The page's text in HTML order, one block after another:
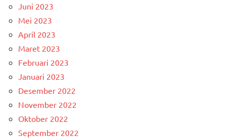
Juni 2023
Mei 2023
April 2023
Maret 2023
Februari 2023
Januari 2023
Desember 2022
November 2022
Oktober 2022
September 2022